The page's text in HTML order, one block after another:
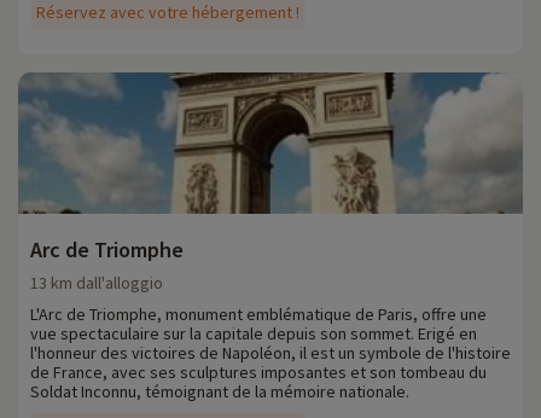
Réservez avec votre hébergement !
Arc de Triomphe
13 km dall'alloggio
L'Arc de Triomphe, monument emblématique de Paris, offre une
vue spectaculaire sur la capitale depuis son sommet. Erigé en
l'honneur des victoires de Napoléon, il est un symbole de l'histoire
de France, avec ses sculptures imposantes et son tombeau du
Soldat Inconnu, témoignant de la mémoire nationale.